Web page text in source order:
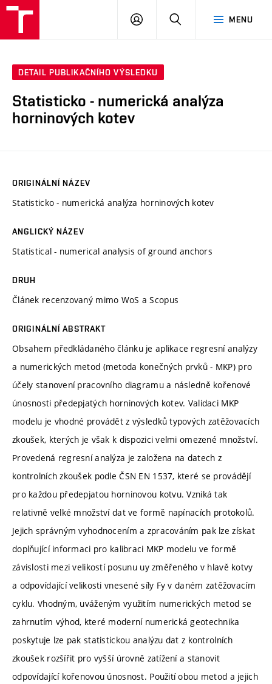
MENU
PŘIHLÁSIT
DETAIL PUBLIKAČNÍHO VÝSLEDKU
Statisticko - numerická analýza
horninových kotev
ORIGINÁLNÍ NÁZEV
Statisticko - numerická analýza horninových kotev
ANGLICKÝ NÁZEV
Statistical - numerical analysis of ground anchors
DRUH
Článek recenzovaný mimo WoS a Scopus
ORIGINÁLNÍ ABSTRAKT
Obsahem předkládaného článku je aplikace regresní analýzy
a numerických metod (metoda konečných prvků - MKP) pro
účely stanovení pracovního diagramu a následně kořenové
únosnosti předepjatých horninových kotev. Validaci MKP
modelu je vhodné provádět z výsledků typových zatěžovacích
zkoušek, kterých je však k dispozici velmi omezené množství.
Provedená regresní analýza je založena na datech z
kontrolních zkoušek podle ČSN EN 1537, které se provádějí
pro každou předepjatou horninovou kotvu. Vzniká tak
relativně velké množství dat ve formě napínacích protokolů.
Jejich správným vyhodnocením a zpracováním pak lze získat
doplňující informaci pro kalibraci MKP modelu ve formě
závislosti mezi velikostí posunu uy změřeného v hlavě kotvy
a odpovídající velikosti vnesené síly Fy v daném zatěžovacím
cyklu. Vhodným, uváženým využitím numerických metod se
zahrnutím výhod, které moderní numerická geotechnika
poskytuje lze pak statistickou analýzu dat z kontrolních
zkoušek rozšířit pro vyšší úrovně zatížení a stanovit
odpovídající kořenovou únosnost. Použití obou metod a jejich